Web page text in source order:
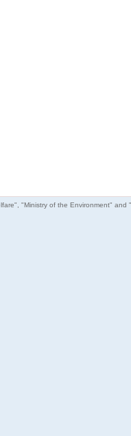
"Ministry of the Environment"